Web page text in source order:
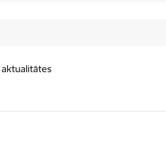
aktualitātes